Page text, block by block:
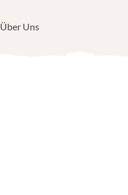
Über Uns